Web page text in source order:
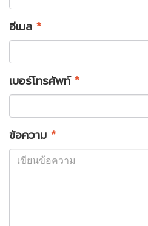
อีเมล *
เบอร์โทรศัพท์*
ข้อความ *